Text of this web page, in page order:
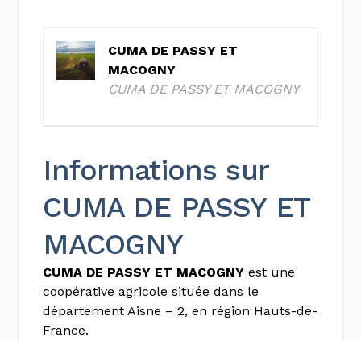
CUMA DE PASSY ET
MACOGNY
CUMA DE PASSY ET MACOGNY
Informations sur
CUMA DE PASSY ET
MACOGNY
CUMA DE PASSY ET MACOGNY est une
coopérative agricole située dans le
département Aisne – 2, en région Hauts-de-
France.